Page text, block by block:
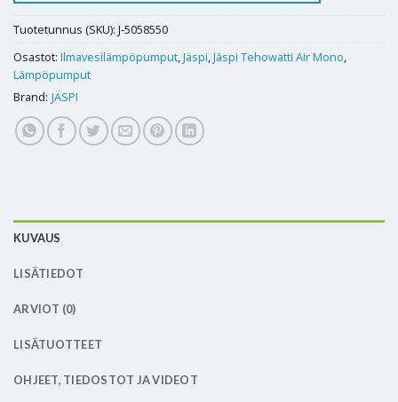
Tuotetunnus (SKU): J-5058550
Osastot: Ilmavesilämpöpumput,Jäspi,Jäspi Tehowatti Air Mono,
Lämpöpumput
Brand: JÄSPI
KUVAUS
LISÄTIEDOT
ARVIOT (0)
LISÄTUOTTEET
OHJEET, TIEDOSTOT JA VIDEOT